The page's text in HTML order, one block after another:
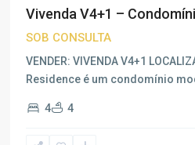
Vivenda V4+1 –
SOB CONSULTA
VENDER: VIVENDA V4+1
Residence é um condomínio
4 4